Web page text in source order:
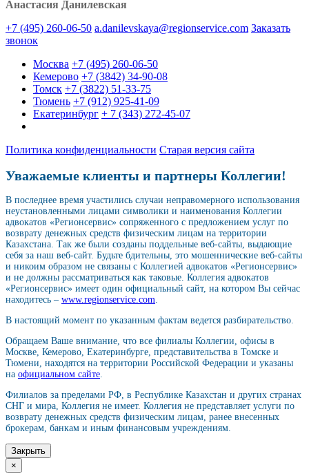
Анастасия Данилевская
+7 (495) 260-06-50 a.danilevskaya@regionservice.com Заказать
звонок
Москва +7 (495) 260-06-50
Кемерово +7 (3842) 34-90-08
Томск +7 (3822) 51-33-75
Тюмень +7 (912) 925-41-09
Екатеринбург + 7 (343) 272-45-07
Политика конфиденциальности Старая версия сайта
Уважаемые клиенты и партнеры Коллегии!
В последнее время участились случаи неправомерного использования
неустановленными лицами символики и наименования Коллегии
адвокатов «Регионсервис» сопряженного с предложением услуг по
возврату денежных средств физическим лицам на территории
Казахстана. Так же были созданы поддельные веб-сайты, выдающие
себя за наш веб-сайт. Будьте бдительны, это мошеннические веб-сайты
и никоим образом не связаны с Коллегией адвокатов «Регионсервис»
и не должны рассматриваться как таковые. Коллегия адвокатов
«Регионсервис» имеет один официальный сайт, на котором Вы сейчас
находитесь – www.regionservice.com
В настоящий момент по указанным фактам ведется разбирательство.
Обращаем Ваше внимание, что все филиалы Коллегии, офисы в
Москве, Кемерово, Екатеринбурге, представительства в Томске и
Тюмени, находятся на территории Российской Федерации и указаны
на официальном сайте
Филиалов за пределами РФ, в Республике Казахстан и других странах
СНГ и мира, Коллегия не имеет. Коллегия не представляет услуги по
возврату денежных средств физическим лицам, ранее внесенных
брокерам, банкам и иным финансовым учреждениям.
Закрыть
×